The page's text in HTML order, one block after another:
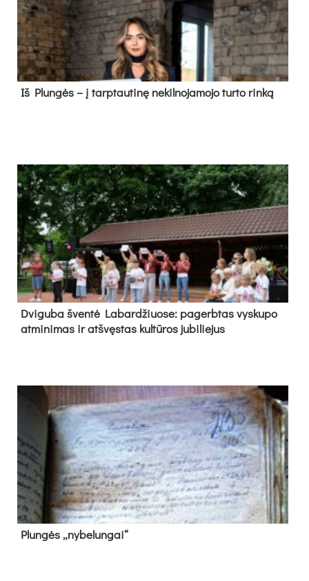
Iš Plungės – į tarptautinę nekilnojamojo turto rinką
Dvi­gu­ba šven­tė La­bar­džiuo­se: pa­gerb­tas vys­ku­po
at­mi­ni­mas ir at­švęs­tas kul­tū­ros ju­bi­lie­jus
Plun­gės „ny­be­lun­gai“